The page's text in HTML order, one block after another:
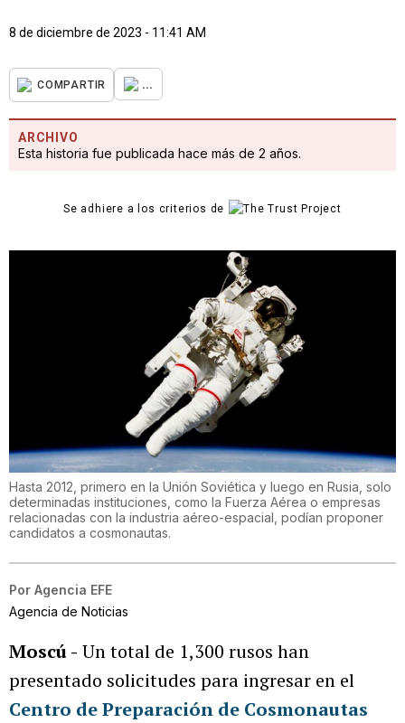
8 de diciembre de 2023 - 11:41 AM
COMPARTIR ...
ARCHIVO
Esta historia fue publicada hace más de 2 años.
Se adhiere a los criterios de
Hasta 2012, primero en la Unión Soviética y luego en Rusia, solo
determinadas instituciones, como la Fuerza Aérea o empresas
relacionadas con la industria aéreo-espacial, podían proponer
candidatos a cosmonautas.
Por Agencia EFE
Agencia de Noticias
Moscú - Un total de 1,300 rusos han
presentado solicitudes para ingresar en el
Centro de Preparación de Cosmonautas